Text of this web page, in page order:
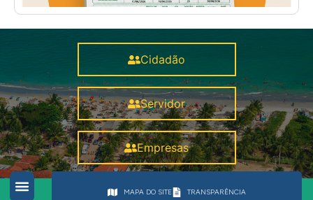
Cidadão
Servidor
Empresas
MAPA DO SITE TRANSPARÊNCIA